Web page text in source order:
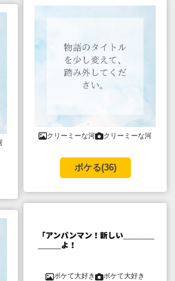
クリーミーな河 クリーミーな河
ボケる(36)
ボケて大好き ボケて大好き